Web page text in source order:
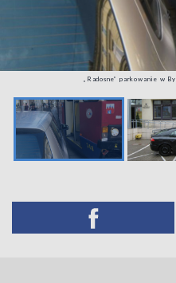
„Radosne” parkowanie w